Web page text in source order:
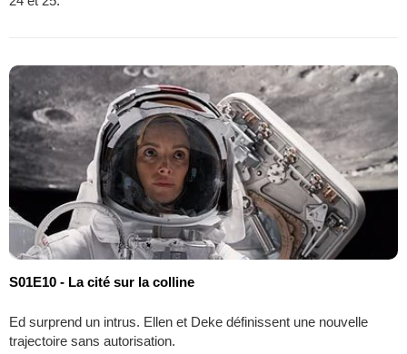
S01E10 - La cité sur la colline
Ed surprend un intrus. Ellen et Deke définissent une nouvelle
trajectoire sans autorisation.